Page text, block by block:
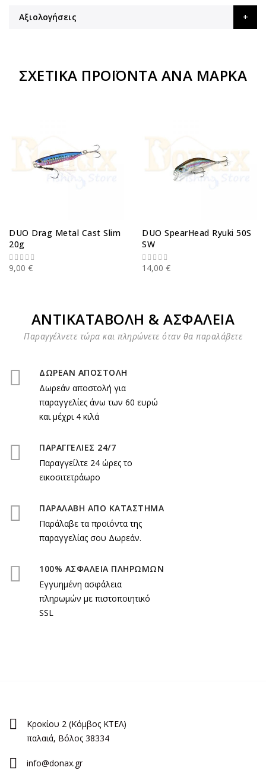
Αξιολογήσεις
ΣΧΕΤΙΚΆ ΠΡΟΪΌΝΤΑ ΑΝΆ ΜΆΡΚΑ
DUO Drag Metal Cast Slim
20g
9,00 €
DUO SpearHead Ryuki 50S
SW
14,00 €
ΑΝΤΙΚΑΤΑΒΟΛΗ & ΑΣΦΑΛΕΙΑ
Παραγγέλνετε τώρα και πληρώνετε όταν θα παραλάβετε
ΔΩΡΕΑΝ ΑΠΟΣΤΟΛΗ
Δωρεάν αποστολή για
παραγγελίες άνω των 60 ευρώ
και μέχρι 4 κιλά
ΠΑΡΑΓΓΕΛΙΕΣ 24/7
Παραγγείλτε 24 ώρες το
εικοσιτετράωρο
ΠΑΡΑΛΑΒΗ ΑΠΟ ΚΑΤΑΣΤΗΜΑ
Παράλαβε τα προϊόντα της
παραγγελίας σου Δωρεάν.
100% ΑΣΦΑΛΕΙΑ ΠΛΗΡΩΜΩΝ
Εγγυημένη ασφάλεια
πληρωμών με πιστοποιητικό
SSL
Κροκίου 2 (Κόμβος ΚΤΕΛ)
παλαιά, Βόλος 38334
info@donax.gr